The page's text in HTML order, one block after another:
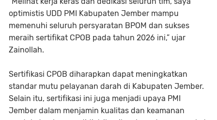
optimistis UDD PMI Kabupaten Jember mampu
memenuhi seluruh persyaratan BPOM dan sukses
meraih sertifikat CPOB pada tahun 2026 ini,” ujar
Zainollah.
Sertifikasi CPOB diharapkan dapat meningkatkan
standar mutu pelayanan darah di Kabupaten Jember.
Selain itu, sertifikasi ini juga menjadi upaya PMI
Jember dalam menjamin kualitas dan keamanan